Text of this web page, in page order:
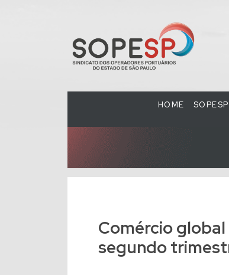
HOME SOPESP
Comércio
segundo